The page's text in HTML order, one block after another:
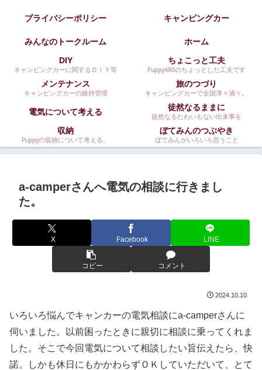
プライバシーポリシー キャンピングカー
みんなのトークルーム
ホーム
DIY
キャンピングカーに関するＤＩＹ等
ちょこっと工夫
Puppy480のちょっとした工夫です
メンテナンス
キャンピングカーの維持管理
旅のつづり
キャンピングカーで全国津々浦々。
電気について考える 徒然なるままに
徒然なるたわいもない出来事を
収納
Puppyの収納について考える。
ぼてみんのつぶやき
ぼてみんがいろいろ思うこと
a-camperさんへ電気の相談に行きまし
た。
X Facebook LINE
コピー コメント
2024.10.10
いろいろ悩んでキャンカーの電気相談にa-camperさんに
伺いました。以前困ったときに親切に相談に乗ってくれま
した。そこで今回電気について相談したい旨伝えたら、快
諾。しかも休日にもかかわらずＯＫしていただいて、とて